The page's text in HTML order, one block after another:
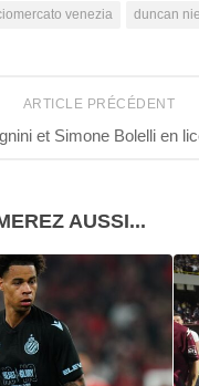
venezia duncan
ARTICLE PRÉCÉDENT
et Simone Bolelli en
AUSSI...